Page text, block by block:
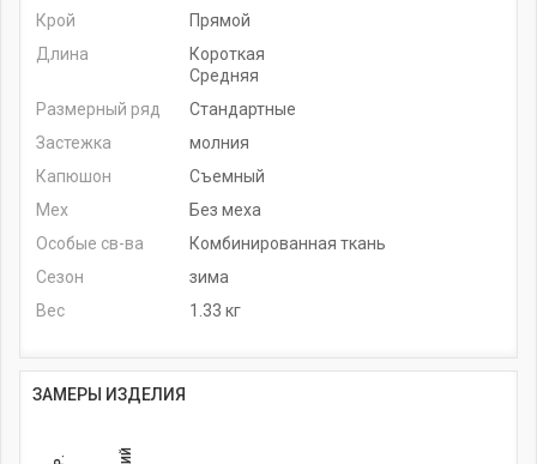
Крой
Прямой
Длина
Короткая
Средняя
Размерный ряд
Стандартные
Застежка
молния
Капюшон
Съемный
Мех
Без меха
Особые св-ва
Комбинированная ткань
Сезон
зима
Вес
1.33 кг
ЗАМЕРЫ ИЗДЕЛИЯ